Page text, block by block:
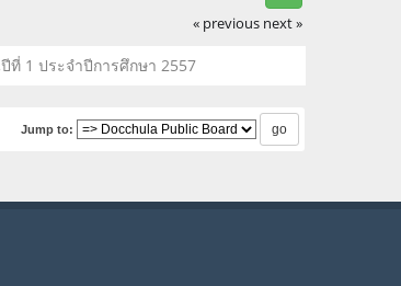
« previous next »
1 ประจำปีการศึกษา 2557
Jump to: